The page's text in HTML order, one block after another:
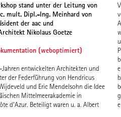
stand unter der Leitung von
mult. Dipl.-Ing. Meinhard von
der aac und
Nikolaus Goetze
(weboptimiert)
Jahren entwickelten Architekten und
der Federführung von Hendricus
und Eric Mendelsohn die Idee
Mittelmeerakademie in
d‘Azur. Beteiligt waren u. a. Albert